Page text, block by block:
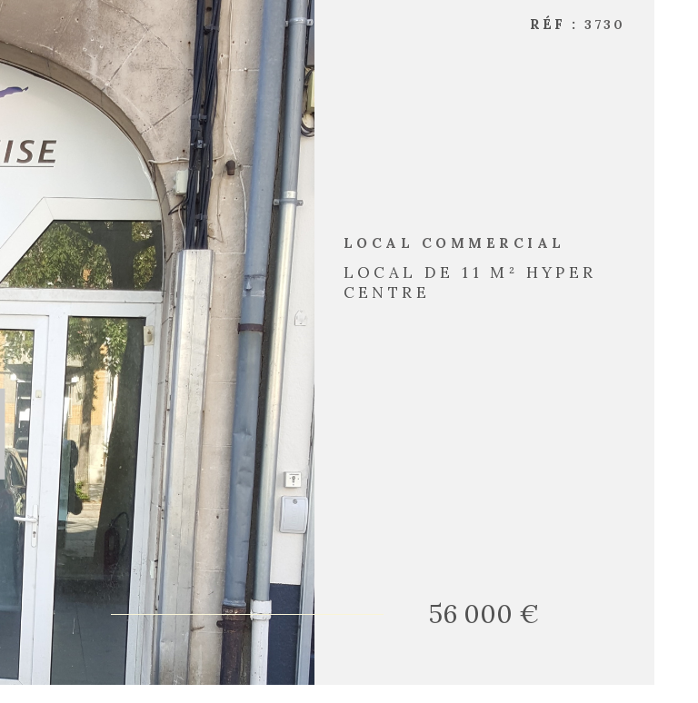
RÉF : 3730
LOCAL COMMERCIAL
LOCAL DE 11 M² HYPER
CENTRE
56 000 €